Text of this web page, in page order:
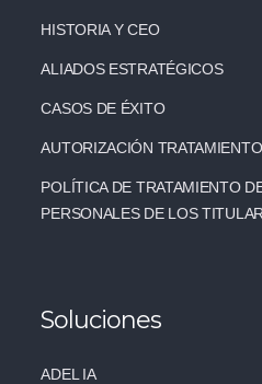
HISTORIA Y CEO
ALIADOS ESTRATÉGICOS
CASOS DE ÉXITO
AUTORIZACIÓN
POLÍTICA DE TRATAMIENTO
PERSONALES DE LOS
Soluciones
ADEL IA